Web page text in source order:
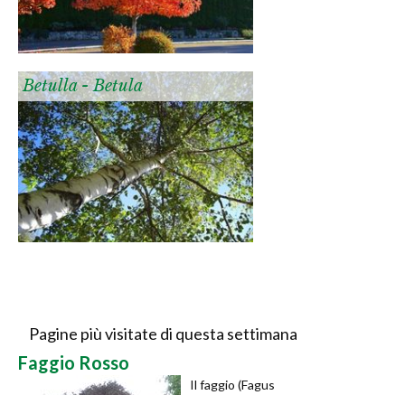
Betulla - Betula
Pagine più visitate di questa settimana
Faggio Rosso
Il faggio (Fagus